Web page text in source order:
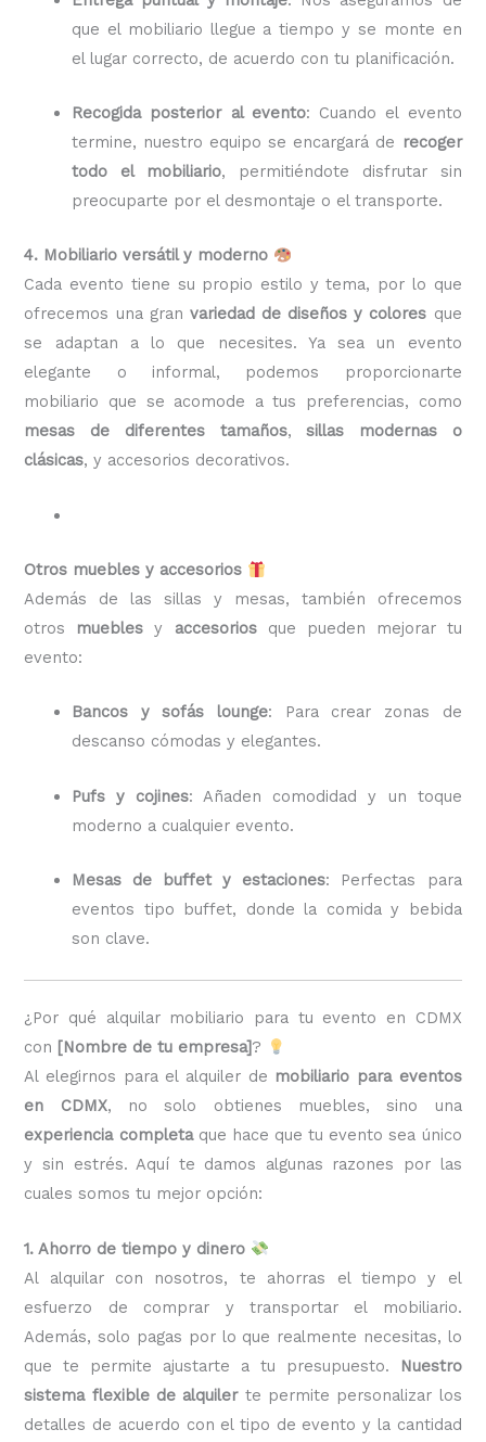
que el mobiliario llegue a tiempo y se monte en
el lugar correcto, de acuerdo con tu planificación.
Recogida posterior al evento: Cuando el evento
termine, nuestro equipo se encargará de recoger
todo el mobiliario, permitiéndote disfrutar sin
preocuparte por el desmontaje o el transporte.
4. Mobiliario versátil y moderno
Cada evento tiene su propio estilo y tema, por lo que
ofrecemos una gran variedad de diseños y colores que
se adaptan a lo que necesites. Ya sea un evento
elegante o informal, podemos proporcionarte
mobiliario que se acomode a tus preferencias, como
mesas de diferentes tamaños,sillas modernas o
clásicas, y accesorios decorativos.
Otros muebles y accesorios
Además de las sillas y mesas, también ofrecemos
otros muebles y accesoriosque pueden mejorar tu
evento:
Bancos y sofás lounge: Para crear zonas de
descanso cómodas y elegantes.
Pufs y cojines: Añaden comodidad y un toque
moderno a cualquier evento.
Mesas de buffet y estaciones: Perfectas para
eventos tipo buffet, donde la comida y bebida
son clave.
¿Por qué alquilar mobiliario para tu evento en CDMX
con [Nombre de tu empresa]?
Al elegirnos para el alquiler de mobiliario para eventos
en CDMX, no solo obtienes muebles, sino una
experiencia completaque hace que tu evento sea único
y sin estrés. Aquí te damos algunas razones por las
cuales somos tu mejor opción:
1. Ahorro de tiempo y dinero
Al alquilar con nosotros, te ahorras el tiempo y el
esfuerzo de comprar y transportar el mobiliario.
Además, solo pagas por lo que realmente necesitas, lo
que te permite ajustarte a tu presupuesto.
Nuestro
sistema flexible de alquilerte permite personalizar los
detalles de acuerdo con el tipo de evento y la cantidad